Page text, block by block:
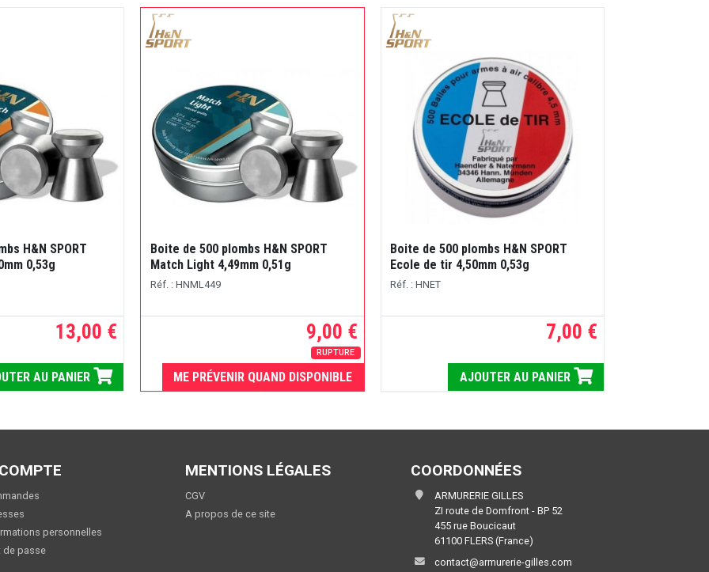
H&N SPORT
0,53g
13,00 €
AU PANIER
Boite de 500 plombs H&N SPORT
Match Light 4,49mm 0,51g
Réf. : HNML449
9,00 €
RUPTURE
ME PRÉVENIR QUAND DISPONIBLE
Boite de 500 plombs H&N SPORT
Ecole de tir 4,50mm 0,53g
Réf. : HNET
7,00 €
AJOUTER AU PANIER
personnelles
de passe
MENTIONS LÉGALES
CGV
A propos de ce site
COORDONNÉES
ARMURERIE GILLES
ZI route de Domfront - BP 52
455 rue Boucicaut
61100 FLERS (France)
contact@armurerie-gilles.com